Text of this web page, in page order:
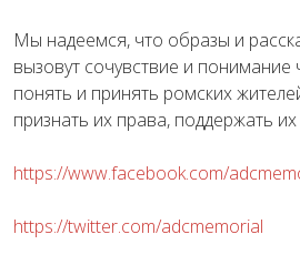
Мы надеемся, что образы и
вызовут сочувствие и понимание
понять и принять ромских
признать их права, поддержать
https://www.facebook.com/
https://twitter.com/adcmemorial